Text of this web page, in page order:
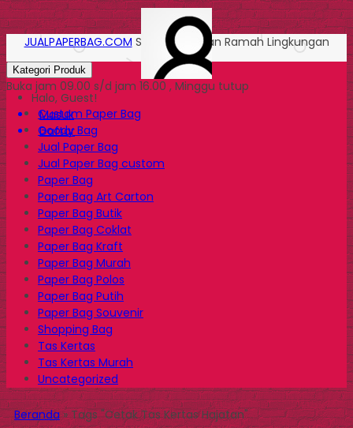
Halo, Guest!
Masuk
Daftar
JUALPAPERBAG.COM Solusi Kemasan Ramah Lingkungan
Kategori Produk
Buka jam 09.00 s/d jam 16.00 , Minggu tutup
Custom Paper Bag
Goody Bag
Jual Paper Bag
Jual Paper Bag custom
Paper Bag
Paper Bag Art Carton
Paper Bag Butik
Paper Bag Coklat
Paper Bag Kraft
Paper Bag Murah
Paper Bag Polos
Paper Bag Putih
Paper Bag Souvenir
Shopping Bag
Tas Kertas
Tas Kertas Murah
Uncategorized
Beranda»Tags "Cetak Tas Kertas Hajatan"